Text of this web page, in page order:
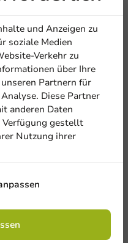
und Anzeigen zu
soziale Medien
Verkehr zu
über Ihre
Partnern für
Diese Partner
anderen Daten
Verfügung gestellt
Nutzung ihrer
Sie
unseren